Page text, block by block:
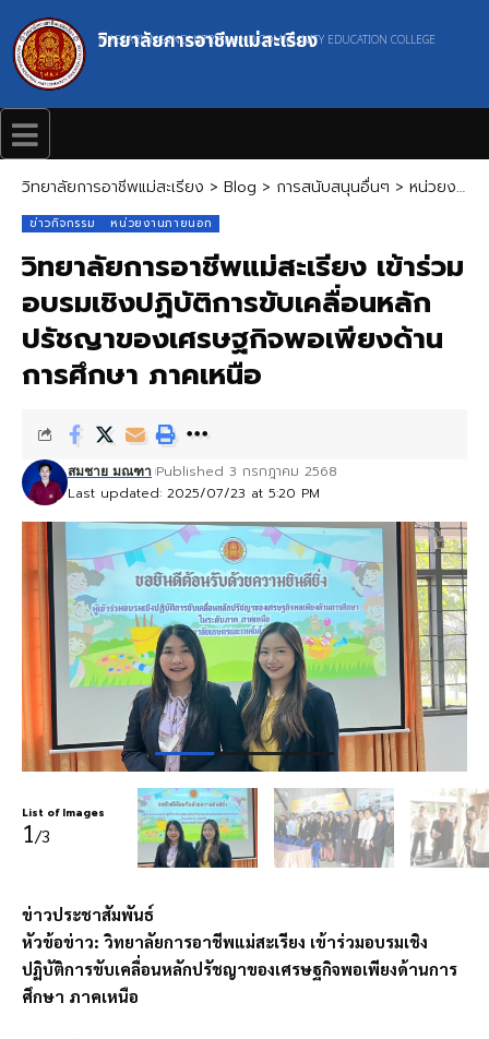
วิทยาลัยการอาชีพแม่สะเรียง
MAESARIANG INDUSTRIAL AND COMMUNITY EDUCATION COLLEGE
วิทยาลัยการอาชีพแม่สะเรียง > Blog > การสนับสนุนอื่นๆ > หน่วยงานภายนอก
ข่าวกิจกรรม หน่วยงานภายนอก
วิทยาลัยการอาชีพแม่สะเรียง เข้าร่วม
อบรมเชิงปฏิบัติการขับเคลื่อนหลัก
ปรัชญาของเศรษฐกิจพอเพียงด้าน
การศึกษา ภาคเหนือ
Last updated: 2025/07/23 at 5:20 PM
สมชาย มณฑา Published 3 กรกฎาคม 2568
List of Images
1/3
ข่าวประชาสัมพันธ์
หัวข้อข่าว: วิทยาลัยการอาชีพแม่สะเรียง เข้าร่วมอบรมเชิง
ปฏิบัติการขับเคลื่อนหลักปรัชญาของเศรษฐกิจพอเพียงด้านการ
ศึกษา ภาคเหนือ